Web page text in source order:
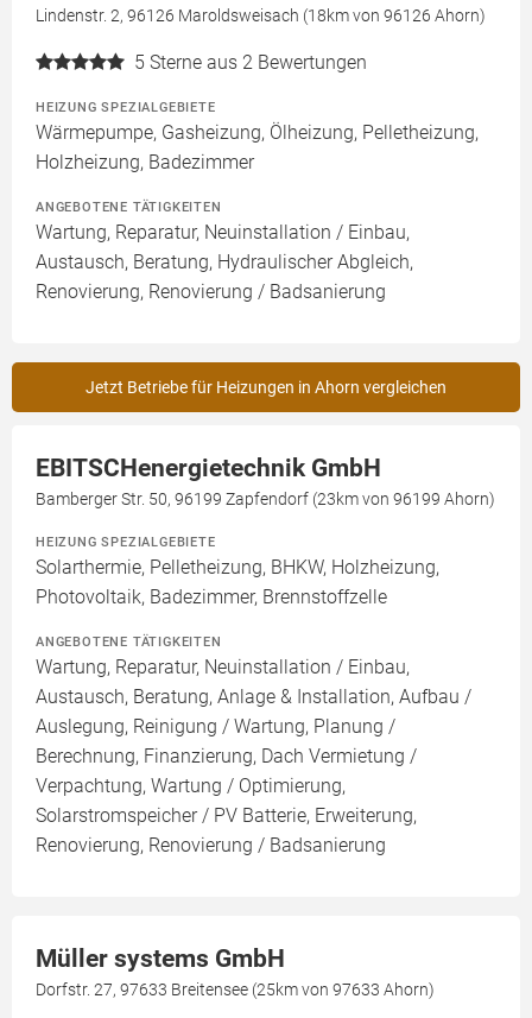
Lindenstr. 2, 96126 Maroldsweisach (18km von 96126 Ahorn)
5 Sterne aus 2 Bewertungen
HEIZUNG SPEZIALGEBIETE
Wärmepumpe, Gasheizung, Ölheizung, Pelletheizung,
Holzheizung, Badezimmer
ANGEBOTENE TÄTIGKEITEN
Wartung, Reparatur, Neuinstallation / Einbau,
Austausch, Beratung, Hydraulischer Abgleich,
Renovierung, Renovierung / Badsanierung
Jetzt Betriebe für Heizungen in Ahorn vergleichen
EBITSCHenergietechnik GmbH
Bamberger Str. 50, 96199 Zapfendorf (23km von 96199 Ahorn)
HEIZUNG SPEZIALGEBIETE
Solarthermie, Pelletheizung, BHKW, Holzheizung,
Photovoltaik, Badezimmer, Brennstoffzelle
ANGEBOTENE TÄTIGKEITEN
Wartung, Reparatur, Neuinstallation / Einbau,
Austausch, Beratung, Anlage & Installation, Aufbau /
Auslegung, Reinigung / Wartung, Planung /
Berechnung, Finanzierung, Dach Vermietung /
Verpachtung, Wartung / Optimierung,
Solarstromspeicher / PV Batterie, Erweiterung,
Renovierung, Renovierung / Badsanierung
Müller systems GmbH
Dorfstr. 27, 97633 Breitensee (25km von 97633 Ahorn)